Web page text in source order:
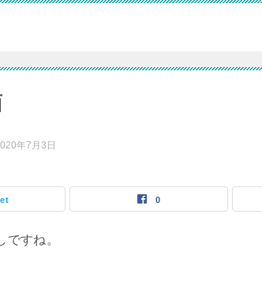
年7月3日
0
すね。